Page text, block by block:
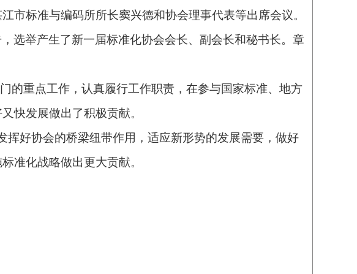
市标准与编码所所长窦兴德和协会理事代表等出席会议。
选举产生了新一届标准化协会会长、副会长和秘书长。章
的重点工作，认真履行工作职责，在参与国家标准、地方
快发展做出了积极贡献。
好协会的桥梁纽带作用，适应新形势的发展需要，做好
准化战略做出更大贡献。